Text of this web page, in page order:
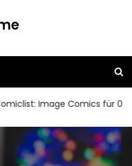
Image Comics für 09/11/